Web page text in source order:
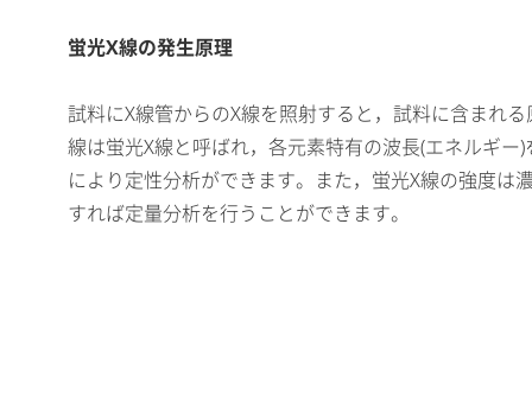
蛍光X線の発生原理
試料にX線管からのX線を照射すると，試料に含まれ
線は蛍光X線と呼ばれ，各元素特有の波長(エネルギ
により定性分析ができます。また，蛍光X線の強度は
すれば定量分析を行うことができます。